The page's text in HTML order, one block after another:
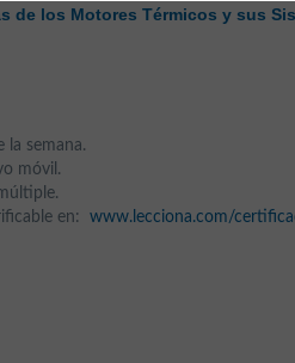
de los Motores Térmicos y sus
la semana.
móvil.
en: www.lecciona.com/